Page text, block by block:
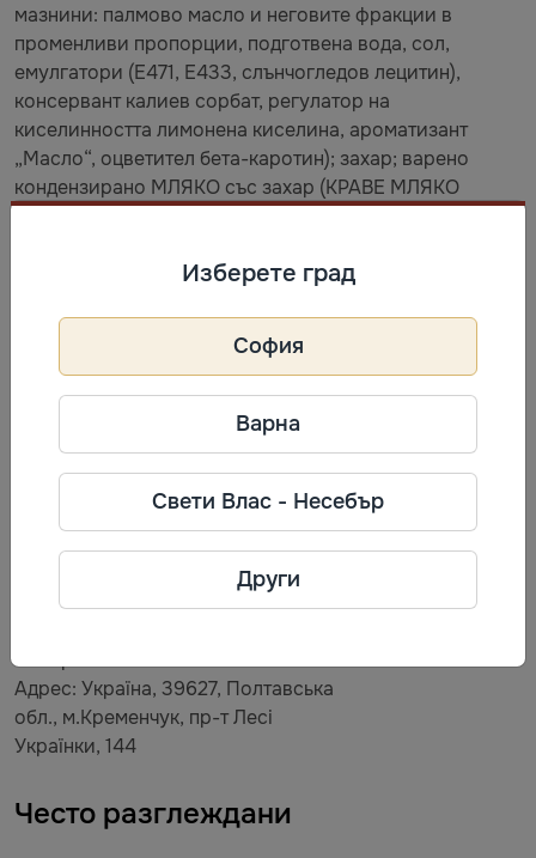
мазнини: палмово масло и неговите фракции в
променливи пропорции, подготвена вода, сол,
емулгатори (E471, E433, слънчогледов лецитин),
консервант калиев сорбат, регулатор на
киселинността лимонена киселина, ароматизант
„Масло“, оцветител бета-каротин); захар; варено
кондензирано МЛЯКО със захар (КРАВЕ МЛЯКО
ароматизант „Ванилия“]. Може да съдържа ФЪСТЪЦИ,
Съхранение
Най-добър до: виж опаковката. Съхранявайте при
температура не по-висока от 25 °С и относителна
влажност на въздуха не повече от 75 %.
Информация за производител
SALEKS
Телефон: +380675303088
Адрес: Україна, 39627, Полтавська
обл., м.Кременчук, пр-т Лесі
Українки, 144
Често разглеждани
Изберете град
София
Варна
Свети Влас - Несебър
Други